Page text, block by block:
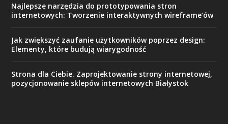
Najlepsze narzędzia do prototypowania stron
internetowych: Tworzenie interaktywnych wireframe’ów
Jak zwiększyć zaufanie użytkowników poprzez design:
Elementy, które budują wiarygodność
Strona dla Ciebie. Zaprojektowanie strony internetowej,
pozycjonowanie sklepów internetowych Białystok